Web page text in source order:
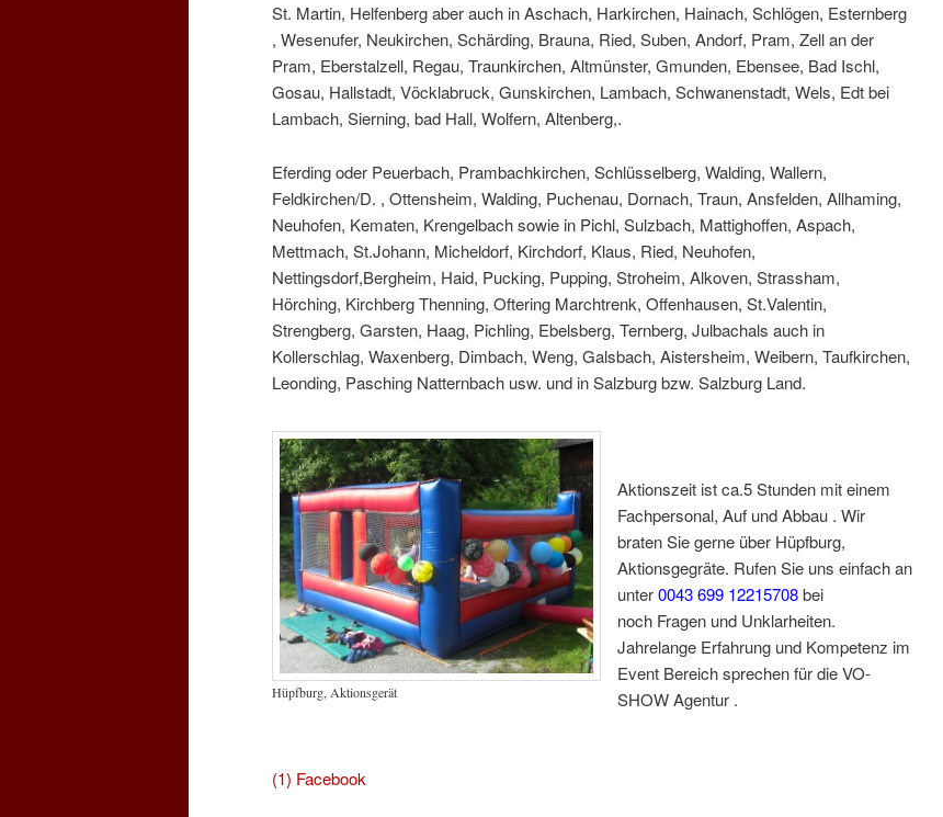
St. Martin, Helfenberg aber auch in Aschach, Harkirchen, Hainach, Schlögen, Esternberg
, Wesenufer, Neukirchen, Schärding, Brauna, Ried, Suben, Andorf, Pram, Zell an der
Pram, Eberstalzell, Regau, Traunkirchen, Altmünster, Gmunden, Ebensee, Bad Ischl,
Gosau, Hallstadt, Vöcklabruck, Gunskirchen, Lambach, Schwanenstadt, Wels, Edt bei
Lambach, Sierning, bad Hall, Wolfern, Altenberg,.
Eferding oder Peuerbach, Prambachkirchen, Schlüsselberg, Walding, Wallern,
Feldkirchen/D. , Ottensheim, Walding, Puchenau, Dornach, Traun, Ansfelden, Allhaming,
Neuhofen, Kematen, Krengelbach sowie in Pichl, Sulzbach, Mattighoffen, Aspach,
Mettmach, St.Johann, Micheldorf, Kirchdorf, Klaus, Ried, Neuhofen,
Nettingsdorf,Bergheim, Haid, Pucking, Pupping, Stroheim, Alkoven, Strassham,
Hörching, Kirchberg Thenning, Oftering Marchtrenk, Offenhausen, St.Valentin,
Strengberg, Garsten, Haag, Pichling, Ebelsberg, Ternberg, Julbachals auch in
Kollerschlag, Waxenberg, Dimbach, Weng, Galsbach, Aistersheim, Weibern, Taufkirchen,
Leonding, Pasching Natternbach usw. und in Salzburg bzw. Salzburg Land.
Hüpfburg, Aktionsgerät
Aktionszeit ist ca.5 Stunden mit einem
Fachpersonal, Auf und Abbau . Wir
braten Sie gerne über Hüpfburg,
Aktionsgegräte. Rufen Sie uns einfach an
unter0043 699 12215708bei
noch Fragen und Unklarheiten.
Jahrelange Erfahrung und Kompetenz im
Event Bereich sprechen für die VO-
SHOW Agentur .
(1) Facebook